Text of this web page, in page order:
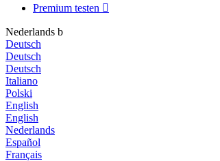
Premium testen 
Nederlands b
Deutsch
Deutsch
Deutsch
Italiano
Polski
English
English
Nederlands
Español
Français